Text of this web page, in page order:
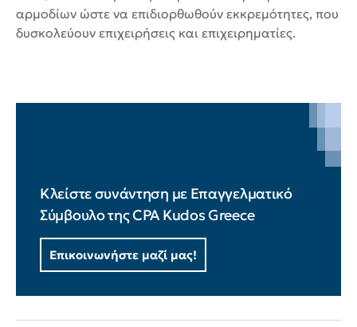
αρμοδίων ώστε να επιδιορθωθούν εκκρεμότητες, που
δυσκολεύουν επιχειρήσεις και επιχειρηματίες.
Κλείστε συνάντηση με Επαγγελματικό
Σύμβουλο της CPA Kudos Greece
Επικοινωνήστε μαζί μας!